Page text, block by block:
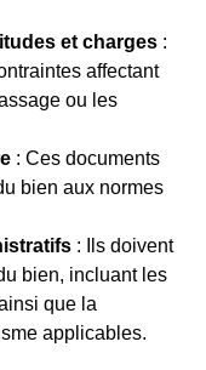
et charges :
affectant
ou les
: Ces documents
bien aux normes
: Ils doivent
bien, incluant les
que la
applicables.